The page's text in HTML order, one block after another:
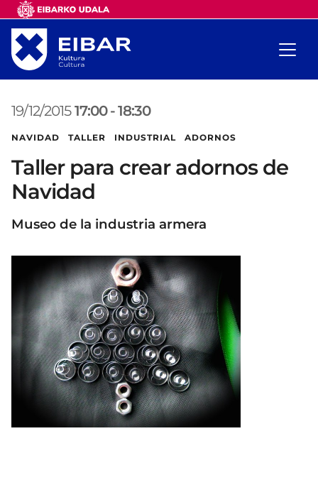
19/12/2015 17:00 -18:30
NAVIDAD TALLER INDUSTRIAL ADORNOS
Taller para crear adornos de
Navidad
Museo de la industria armera